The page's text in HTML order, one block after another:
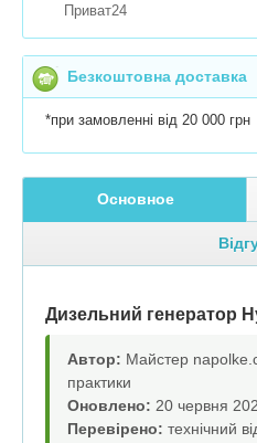
Приват24
Безкоштовна доставка
*при замовленні від 20 000 грн
Основное
Дизельний генератор
Автор: Майстер
практики
Оновлено: 20 червня
Перевірено: технічний